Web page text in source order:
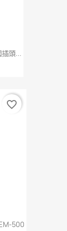
頭...
500
favorite_border